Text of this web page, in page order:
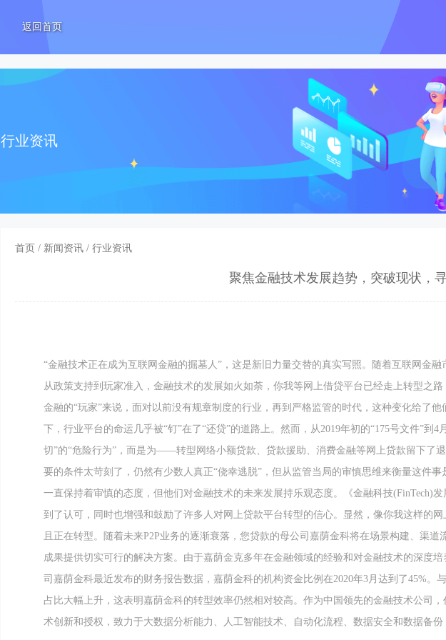
返回首页
行业资讯
首页 / 新闻资讯 / 行业资讯
聚焦金融技术发展趋势，突破现状，
“金融技术正在成为互联网金融的掘墓人”，这是新旧力量交替的真实写照。随着互联网金
从政策支持到玩家准入，金融技术的发展如火如荼，你我等网上借贷平台已经走上转型之
金融的“玩家”来说，面对以前没有规章制度的行业，再到严格监管的时代，这种变化给了
下，行业平台的命运几乎被“钉”在了“还贷”的道路上。然而，从2019年初的“175号文件”到
切”的“危险行为”，而是为——转型网络小额贷款、贷款援助、消费金融等网上贷款留下了
要的条件太苛刻了，仍然有少数人真正“侥幸逃脱”，但从监管当局的审慎思维来衡量这件
一直保持着审慎的态度，但他们对金融技术的未来发展持乐观态度。《金融科技(FinTech)
到了认可，同时也增强和鼓励了许多人对网上贷款平台转型的信心。显然，像你我这样的
且正在转型。随着未来P2P业务的逐渐衰落，您贷款的母公司嘉荫金科将在场景构建、渠
成果提供切实可行的解决方案。由于嘉荫金克多年在金融领域的经验和对金融技术的深度
司嘉荫金科最近发布的财务报告数据，嘉荫金科的机构资金比例在2020年3月达到了45%。
占比大幅上升，这表明嘉荫金科的转型效率仍然相对较高。作为中国领先的金融技术公司
术创新和授权，致力于大数据分析能力、人工智能技术、自动化流程、数据安全和数据备份